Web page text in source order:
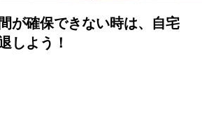
が確保できない時は、自宅
しよう！